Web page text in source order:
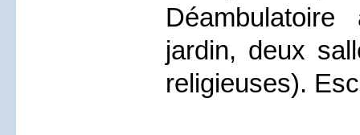
jardin, deux
religieuses).